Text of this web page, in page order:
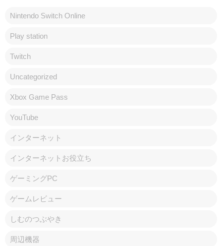
Nintendo Switch Online
Play station
Twitch
Uncategorized
Xbox Game Pass
YouTube
インターネット
インターネットお役立ち
ゲーミングPC
ゲームレビュー
しむのつぶやき
周辺機器